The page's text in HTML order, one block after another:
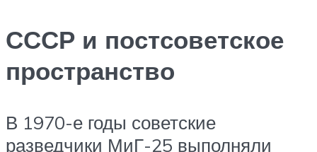
СССР и постсоветское
пространство
В 1970-е годы советские
разведчики МиГ-25 выполняли